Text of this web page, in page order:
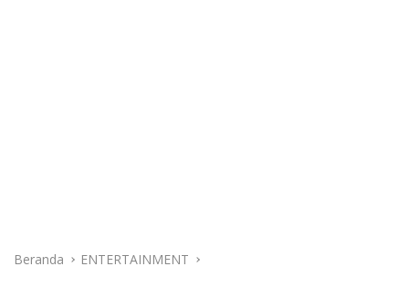
Beranda ENTERTAINMENT